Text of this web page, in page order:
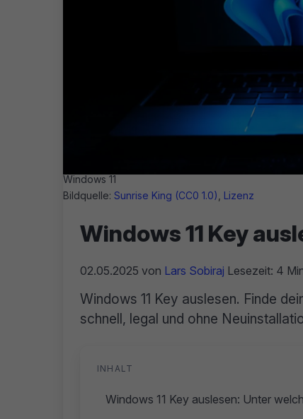
Windows 11
Bildquelle: Sunrise King (CC0 1.0) Lizenz
Windows 11 Key
02.05.2025 von Lars Sobiraj Lesezeit: 4
Windows 11 Key auslesen. Finde
schnell, legal und ohne
INHALT
Windows 11 Key auslesen: Unter